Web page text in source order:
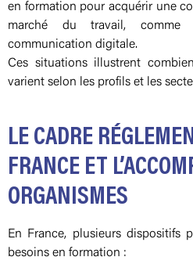
en formation pour acquérir une
marché du travail,
communication digitale.
Ces situations illustrent
varient selon les profils et les
LE CADRE
FRANCE ET
ORGANISMES
En France, plusieurs dispositifs
besoins en formation :